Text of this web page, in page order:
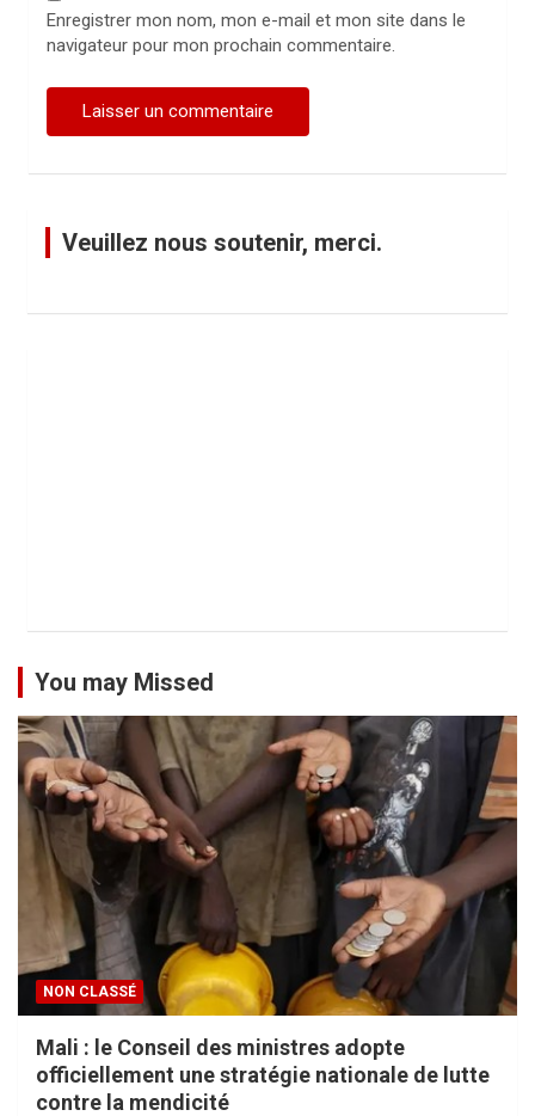
Enregistrer mon nom, mon e-mail et mon site dans le
navigateur pour mon prochain commentaire.
Veuillez nous soutenir, merci.
You may Missed
NON CLASSÉ
Mali : le Conseil des ministres adopte
officiellement une stratégie nationale de lutte
contre la mendicité